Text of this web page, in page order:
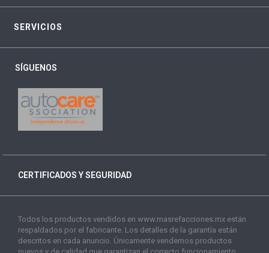
SERVICIOS
SÍGUENOS
CERTIFICADOS Y SEGURIDAD
Todos los productos vendidos en www.masrefacciones.mx están
respaldados por el fabricante. Los detalles de la garantía están
descritos en cada anuncio. Únicamente vendemos productos